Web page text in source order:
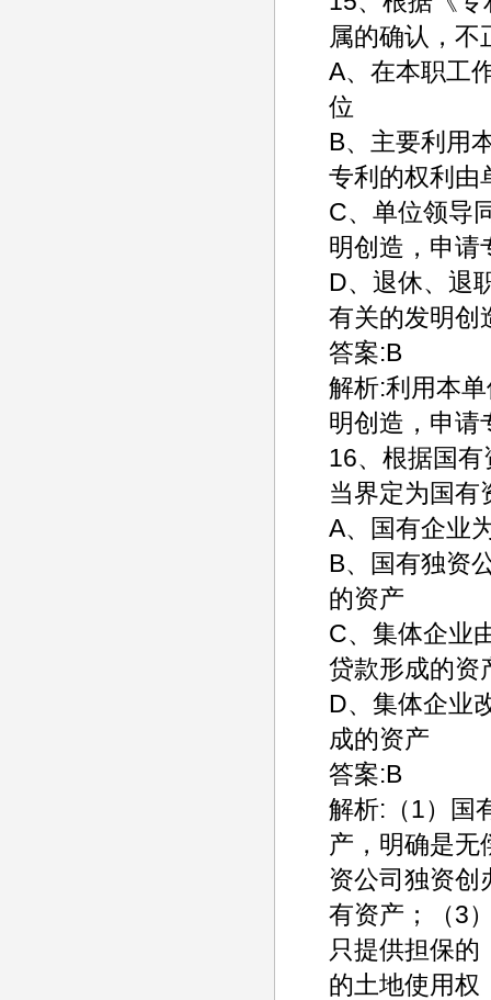
属的确认，不
A、在本职工
位
B、主要利用
专利的权利由
C、单位领导
明创造，申请
D、退休、退
有关的发明创
答案:B
解析:利用本
明创造，申请
16、根据国
当界定为国有
A、国有企业
B、国有独资
的资产
C、集体企业
贷款形成的资
D、集体企业
成的资产
答案:B
解析:（1）国
产，明确是无
资公司独资创
有资产；（3
只提供担保
的土地使用权